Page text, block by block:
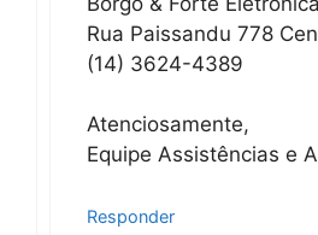
Rua Paissandu 778
(14) 3624-4389
Atenciosamente,
Equipe Assistências e
Responder